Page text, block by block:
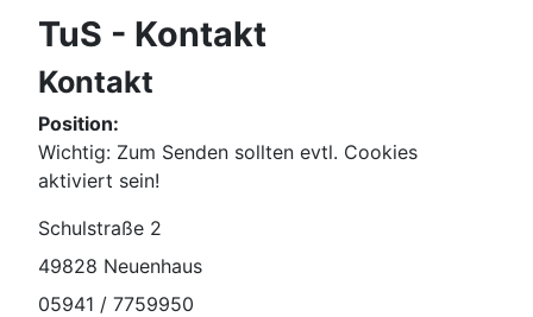
TuS - Kontakt
Kontakt
Position:
Wichtig: Zum Senden sollten evtl. Cookies
aktiviert sein!
Adresse:
Schulstraße 2
49828 Neuenhaus
Telefon:
05941 / 7759950